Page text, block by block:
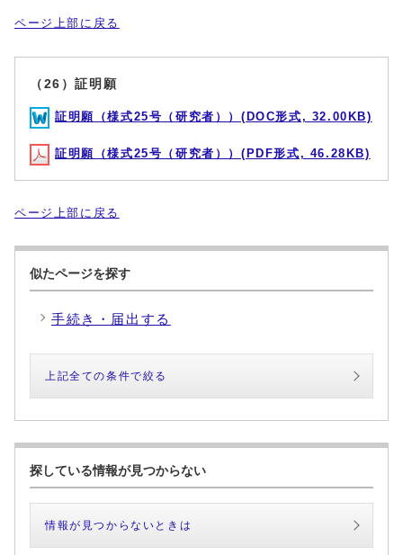
ページ上部に戻る
（26）証明願
証明願（様式25号（研究者））(DOC形式, 32.00KB)
証明願（様式25号（研究者））(PDF形式, 46.28KB)
ページ上部に戻る
似たページを探す
手続き・届出する
上記全ての条件で絞る
探している情報が見つからない
情報が見つからないときは